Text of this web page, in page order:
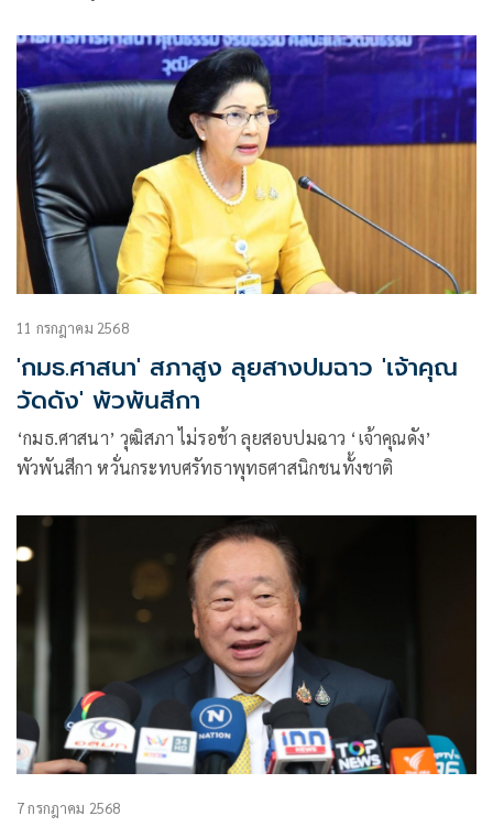
11 กรกฎาคม 2568
'กมธ.ศาสนา' สภาสูง ลุยสางปมฉาว 'เจ้าคุณ
วัดดัง' พัวพันสีกา
‘กมธ.ศาสนา’ วุฒิสภา ไม่รอช้า ลุยสอบปมฉาว ‘เจ้าคุณดัง’
พัวพันสีกา หวั่นกระทบศรัทธาพุทธศาสนิกชนทั้งชาติ
7 กรกฎาคม 2568